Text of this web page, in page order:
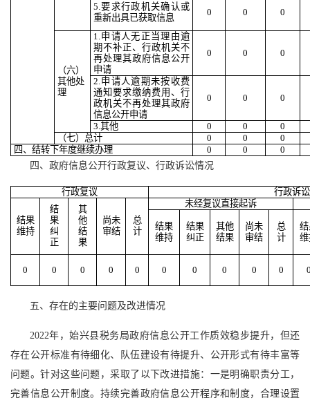
5.要求行政机关确认或
重新出具已获取信息
0 0 0
（六）
其他处
理
1.申请人无正当理由逾
期不补正、行政机关不
再处理其政府信息公开
申请
0 0 0
2.申请人逾期未按收费
通知要求缴纳费用、行
政机关不再处理其政府
信息公开申请
0 0 0
3.其他 0 0
0
（七）总计
0 0
0
四、结转下年度继续办理
0 0
0
四、政府信息公开行政复议、行政诉讼情况
行政复议 行政诉讼
结果
维持
结
果
纠
正
其
他
结
果
尚未
审结
总
计
未经复议直接起诉
结果
维持
结果
纠正
其他
结果
尚未
审结
总
计
0 0 0 0 0 0 0 0 0 0
五、存在的主要问题及改进情况
2022年，始兴县税务局政府信息公开工作质效稳步提升，但还
存在公开标准有待细化、队伍建设有待提升、公开形式有待丰富等
问题。针对这些问题，采取了以下改进措施：一是明确职责分工，
完善信息公开制度。持续完善政府信息公开程序和制度，合理设置